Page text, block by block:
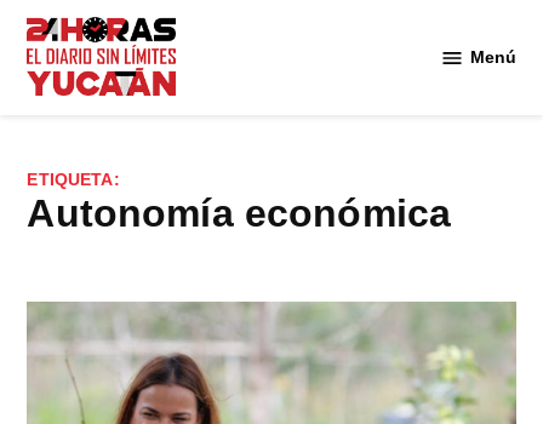
Saltar
contenido
Menú
ETIQUETA:
autonomía económica